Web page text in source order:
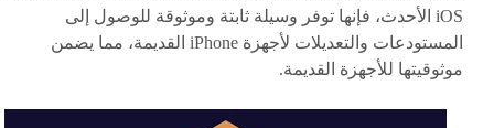
iOS الأحدث، فإنها توفر وسيلة ثابتة وموثوقة للوصول إلى
المستودعات والتعديلات لأجهزة iPhone القديمة، مما يضمن
موثوقيتها للأجهزة القديمة.